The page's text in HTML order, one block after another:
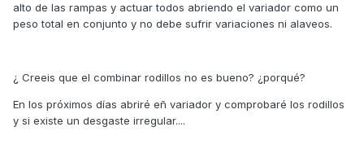
alto de las rampas y actuar todos abriendo el variador como un
peso total en conjunto y no debe sufrir variaciones ni alaveos.
¿ Creeis que el combinar rodillos no es bueno? ¿porqué?
En los próximos días abriré eñ variador y comprobaré los rodillos
y si existe un desgaste irregular....